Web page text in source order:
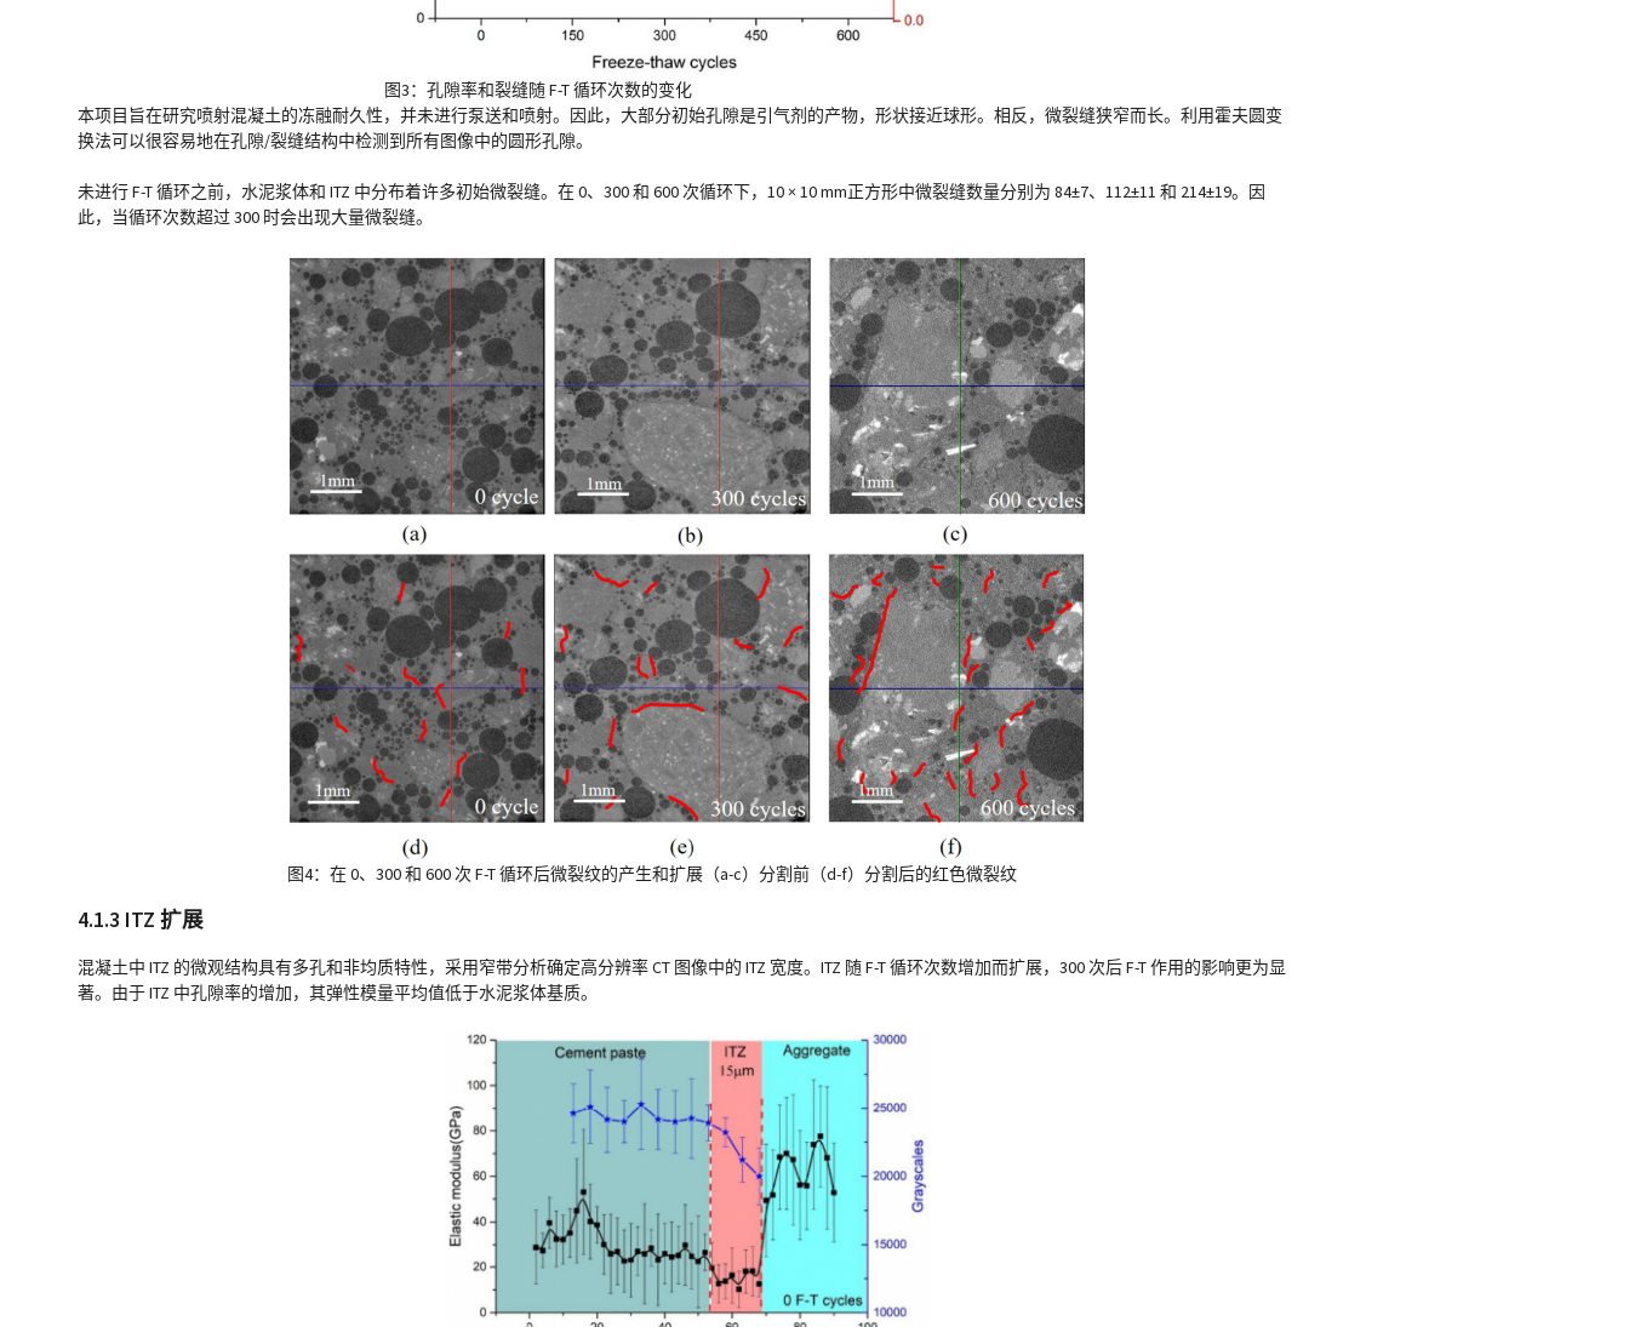
图3：孔隙率和裂缝随 F-T 循环次数的变化
本项目旨在研究喷射混凝土的冻融耐久性，并未进行泵送和喷射。因此，大部分初始孔隙是引气剂的产物，形状接近球形。相反，微裂缝狭窄而长。利用霍夫圆变
换法可以很容易地在孔隙/裂缝结构中检测到所有图像中的圆形孔隙。
未进行 F-T 循环之前，水泥浆体和 ITZ 中分布着许多初始微裂缝。在 0、300 和 600 次循环下，10 × 10 mm正方形中微裂缝数量分别为 84±7、112±11 和 214±19。因
此，当循环次数超过 300 时会出现大量微裂缝。
图4：在 0、300 和 600 次 F-T 循环后微裂纹的产生和扩展（a-c）分割前（d-f）分割后的红色微裂纹
4.1.3 ITZ 扩展
混凝土中 ITZ 的微观结构具有多孔和非均质特性，采用窄带分析确定高分辨率 CT 图像中的 ITZ 宽度。ITZ 随 F-T 循环次数增加而扩展，300 次后 F-T 作用的影响更为显
著。由于 ITZ 中孔隙率的增加，其弹性模量平均值低于水泥浆体基质。